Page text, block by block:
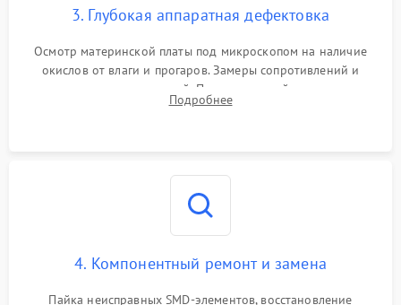
3. Глубокая аппаратная дефектовка
Осмотр материнской платы под микроскопом на наличие
окислов от влаги и прогаров. Замеры сопротивлений и
дежурных напряжений. Проверка цепей питания,
мультиконтроллера, процессора и видеочипа.
Подробнее
4. Компонентный ремонт и замена
Пайка неисправных SMD-элементов, восстановление